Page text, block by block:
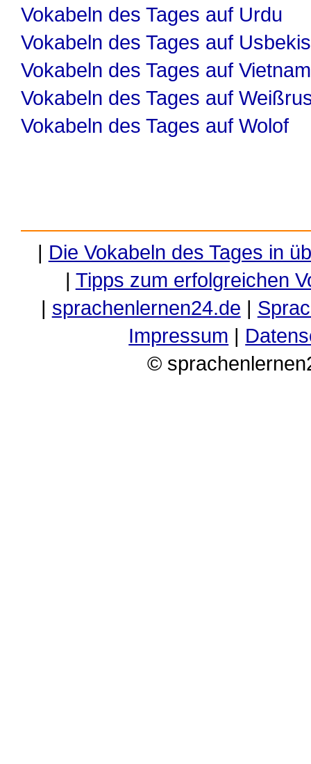
Vokabeln des Tages auf Urdu
Vokabeln des Tages auf
Vokabeln des Tages auf
Vokabeln des Tages auf
Vokabeln des Tages auf Wolof
| Die Vokabeln des Tages in
| Tipps zum erfolgreichen
| sprachenlernen24.de |
Impressum |
©